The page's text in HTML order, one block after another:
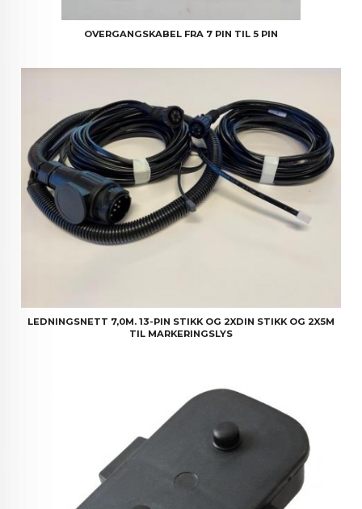
OVERGANGSKABEL FRA 7 PIN TIL 5 PIN
LEDNINGSNETT 7,0M. 13-PIN STIKK OG 2XDIN STIKK OG 2X5M
TIL MARKERINGSLYS